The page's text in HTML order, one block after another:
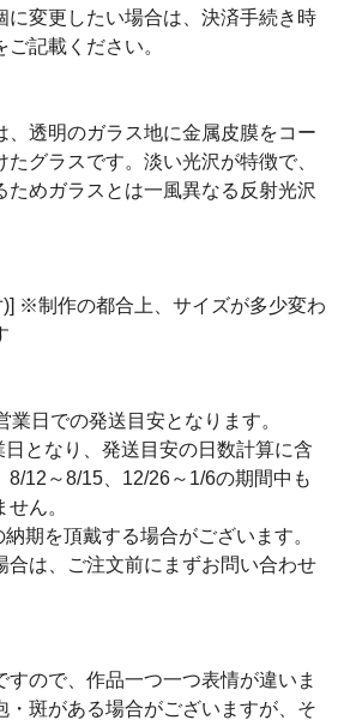
に変更したい場合は、決済手続き時
記載ください。
、透明のガラス地に金属皮膜をコー
グラスです。淡い光沢が特徴で、
ためガラスとは一風異なる反射光沢
)] ※制作の都合上、サイズが多少変わ
業日での発送目安となります。
となり、発送目安の日数計算に含
8/12～8/15、12/26～1/6の期間中も
ん。
期を頂戴する場合がございます。
合は、ご注文前にまずお問い合わせ
すので、作品一つ一つ表情が違いま
・斑がある場合がございますが、そ